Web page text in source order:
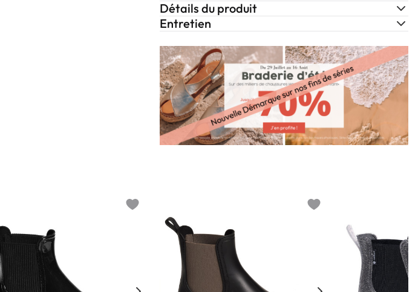
Détails du produit
Entretien
Add to wishlist